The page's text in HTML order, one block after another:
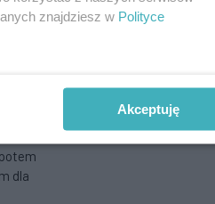
dla
znajdziesz w Polityce
Akceptuję